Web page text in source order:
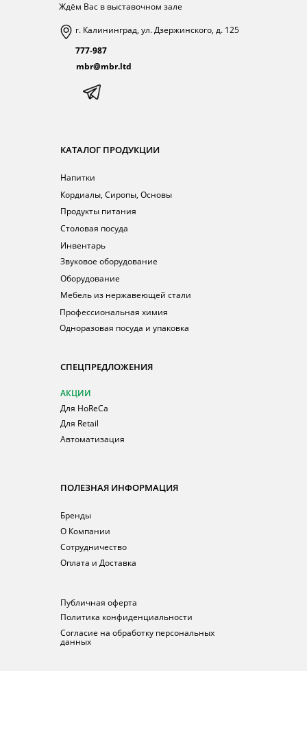
Ждём Вас в выставочном зале
г. Калининград, ул. Дзержинского, д. 125
777-987
СПЕЦПРЕДЛОЖЕНИЯ
ПОЛЕЗНАЯ ИНФОРМАЦИЯ
АКЦИИ
Бренды
КАТАЛОГ ПРОДУКЦИИ
Для HoReCa
Для Retail
Автоматизация
Публичная оферта
Политика конфиденциальности
Согласие на обработку персональных
данных
О Компании
Сотрудничество
Оплата и Доставка
Кордиалы, Сиропы, Основы
Напитки
Профессиональная химия
Одноразовая посуда и упаковка
Продукты питания
Столовая посуда
Инвентарь
Звуковое оборудование
Оборудование
Мебель из нержавеющей стали
mbr@mbr.ltd